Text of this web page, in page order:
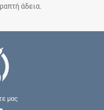
άδεια.
μας